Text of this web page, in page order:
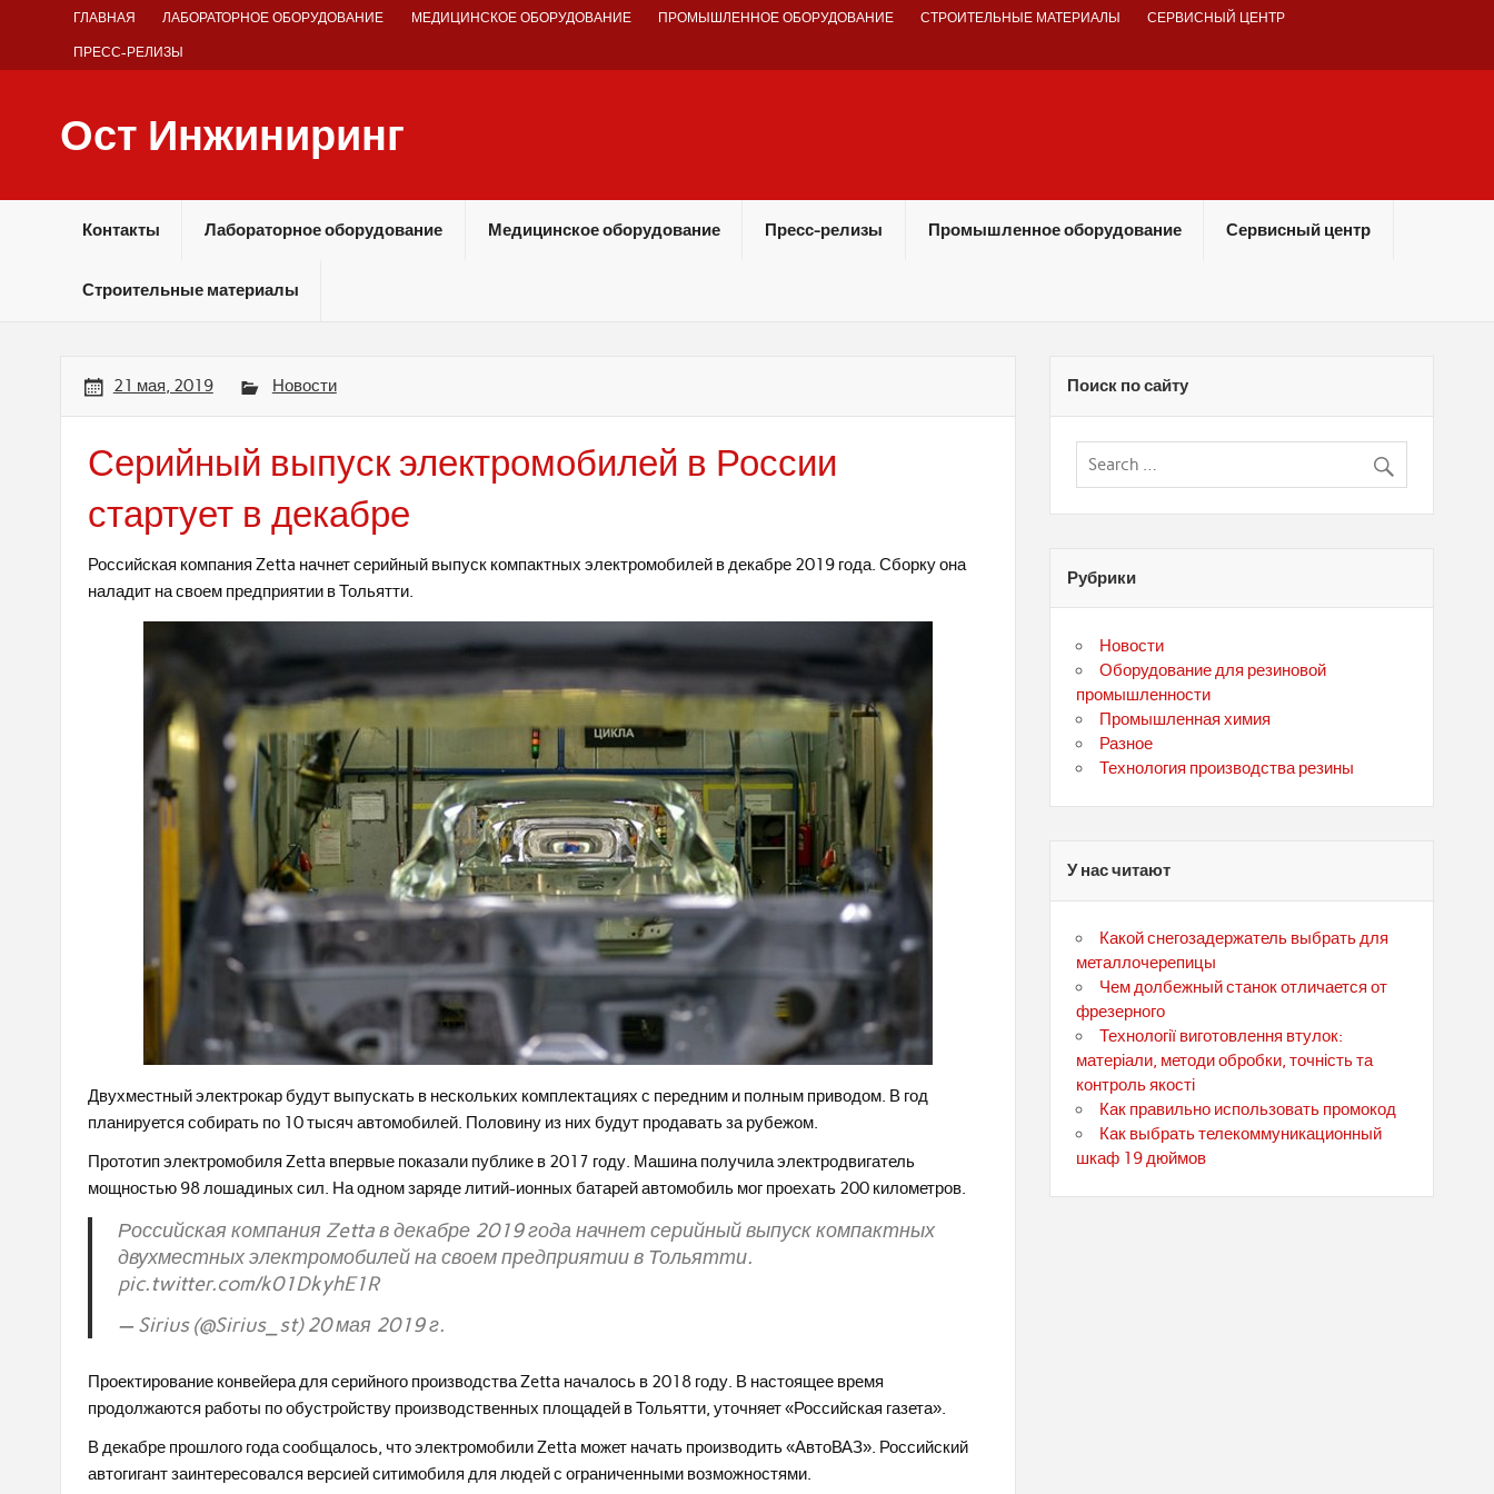
ГЛАВНАЯ ЛАБОРАТОРНОЕ ОБОРУДОВАНИЕ МЕДИЦИНСКОЕ ОБОРУДОВАНИЕ ПРОМЫШЛЕННОЕ ОБОРУДОВАНИЕ СТРОИТЕЛЬНЫЕ МАТЕРИАЛЫ СЕРВИСНЫЙ ЦЕНТР
ПРЕСС-РЕЛИЗЫ
Ост Инжиниринг
Контакты Лабораторное оборудование Медицинское оборудование Пресс-релизы Промышленное оборудование Сервисный центр
Строительные материалы
21 мая, 2019 Новости
Серийный выпуск электромобилей в России
стартует в декабре
Российская компания Zetta начнет серийный выпуск компактных электромобилей в декабре 2019 года. Сборку она
наладит на своем предприятии в Тольятти.
Двухместный электрокар будут выпускать в нескольких комплектациях с передним и полным приводом. В год
планируется собирать по 10 тысяч автомобилей. Половину из них будут продавать за рубежом.
Прототип электромобиля Zetta впервые показали публике в 2017 году. Машина получила электродвигатель
мощностью 98 лошадиных сил. На одном заряде литий-ионных батарей автомобиль мог проехать 200 километров.
Российская компания Zetta в декабре 2019 года начнет серийный выпуск компактных
двухместных электромобилей на своем предприятии в Тольятти.
pic.twitter.com/k01DkyhE1R
— Sirius (@Sirius_st) 20 мая 2019 г.
Проектирование конвейера для серийного производства Zetta началось в 2018 году. В настоящее время
продолжаются работы по обустройству производственных площадей в Тольятти, уточняет «Российская газета».
В декабре прошлого года сообщалось, что электромобили Zetta может начать производить «АвтоВАЗ». Российский
автогигант заинтересовался версией ситимобиля для людей с ограниченными возможностями.
Поиск по сайту
Рубрики
Новости
Оборудование для резиновой
промышленности
Промышленная химия
Разное
Технология производства резины
У нас читают
Какой снегозадержатель выбрать для
металлочерепицы
Чем долбежный станок отличается от
фрезерного
Технології виготовлення втулок:
матеріали, методи обробки, точність та
контроль якості
Как правильно использовать промокод
Как выбрать телекоммуникационный
шкаф 19 дюймов